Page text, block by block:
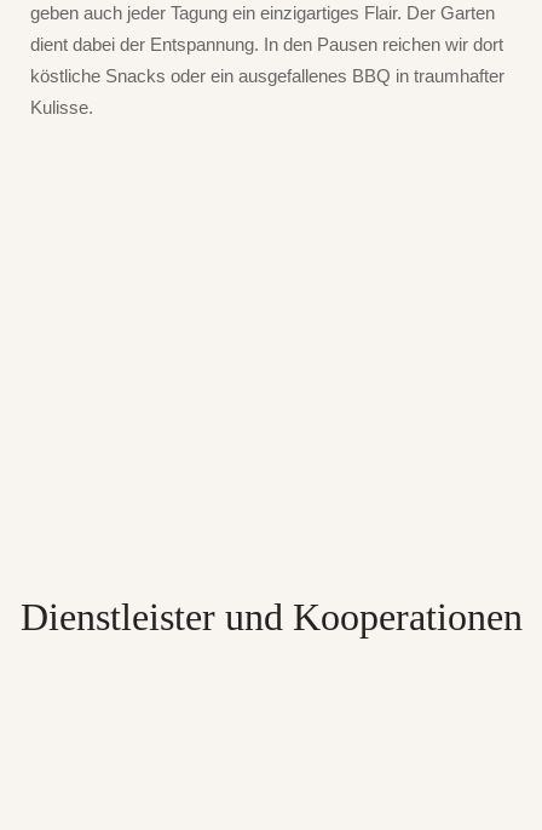
geben auch jeder Tagung ein einzigartiges Flair. Der Garten
dient dabei der Entspannung. In den Pausen reichen wir dort
köstliche Snacks oder ein ausgefallenes BBQ in traumhafter
Kulisse.
Dienstleister und Kooperationen